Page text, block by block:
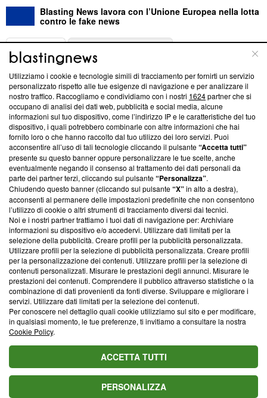
Blasting News lavora con l’Unione Europea nella lotta
contro le fake news
ABOUT
Questa sezione offre informazioni trasparenti su Blasting
News, sui nostri processi editoriali e su come ci impegniamo a
creare news di qualità. Inoltre, afferma la nostra aderenza a
‘Trust Project - News with Integrity’Blasting News non è
ancora membro del programma, ma ha richiesto di farne
parte; Trust Project non ha ancora effettuato una verifica di
conformità agli standard.
Su di noi
Team editoriale
Corporate
Redazione
Informativa Privacy
Cookie Policy
Blasting SA, IDI CHE-247.845.224, Via Carlo Frasca, 3 - 6900
Lugano (Svizzera) Tel:+39 0690258937
© 2026 Blasting News
Utilizziamo i cookie e tecnologie simili di tracciamento per fornirti un servizio
personalizzato rispetto alle tue esigenze di navigazione e per analizzare il
nostro traffico. Raccogliamo e condividiamo con i nostri 1624partner che si
occupano di analisi dei dati web, pubblicità e social media, alcune
informazioni sul tuo dispositivo, come l’indirizzo IP e le caratteristiche del tuo
dispositivo, i quali potrebbero combinarle con altre informazioni che hai
fornito loro o che hanno raccolto dal tuo utilizzo dei loro servizi. Puoi
acconsentire all’uso di tali tecnologie cliccando il pulsante“Accetta tutti”
presente su questo banner oppure personalizzare le tue scelte, anche
eventualmente negando il consenso al trattamento dei dati personali da
parte dei partner terzi, cliccando sul pulsante“Personalizza”.
Chiudendo questo banner (cliccando sul pulsante“X”in alto a destra),
acconsenti al permanere delle impostazioni predefinite che non consentono
l’utilizzo di cookie o altri strumenti di tracciamento diversi dai tecnici.
Noi e i nostri partner trattiamo i tuoi dati di navigazione per: Archiviare
informazioni su dispositivo e/o accedervi. Utilizzare dati limitati per la
selezione della pubblicità. Creare profili per la pubblicità personalizzata.
Utilizzare profili per la selezione di pubblicità personalizzata. Creare profili
per la personalizzazione dei contenuti. Utilizzare profili per la selezione di
contenuti personalizzati. Misurare le prestazioni degli annunci. Misurare le
prestazioni dei contenuti. Comprendere il pubblico attraverso statistiche o la
combinazione di dati provenienti da fonti diverse. Sviluppare e migliorare i
servizi. Utilizzare dati limitati per la selezione dei contenuti.
Per conoscere nel dettaglio quali cookie utilizziamo sul sito e per modificare,
in qualsiasi momento, le tue preferenze, ti invitiamo a consultare la nostra
Cookie Policy.
ACCETTA TUTTI
PERSONALIZZA